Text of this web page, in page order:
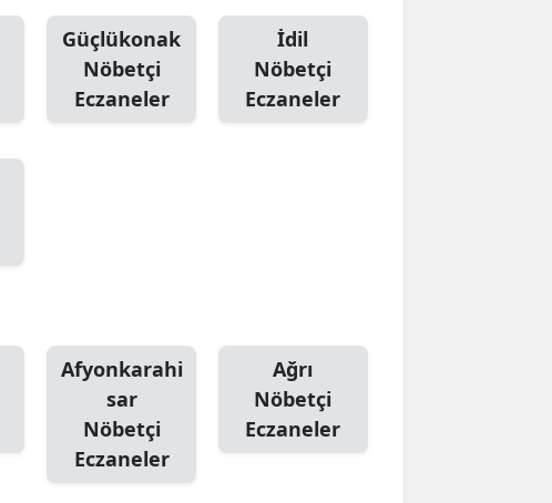
Güçlükonak
Nöbetçi
Eczaneler
İdil
Nöbetçi
Eczaneler
Afyonkarahi
sar
Nöbetçi
Eczaneler
Ağrı
Nöbetçi
Eczaneler